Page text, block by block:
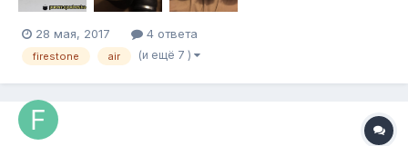
28 мая, 2017 4 ответа
firestone air (и ещё 7 )